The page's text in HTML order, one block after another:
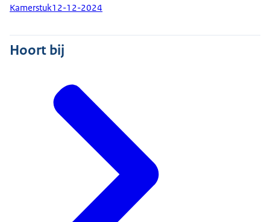
Kamerstuk12-12-2024
Hoort bij